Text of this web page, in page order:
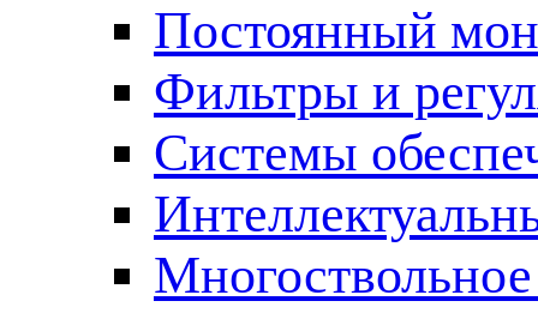
Постоянный
Фильтры и
Cистемы